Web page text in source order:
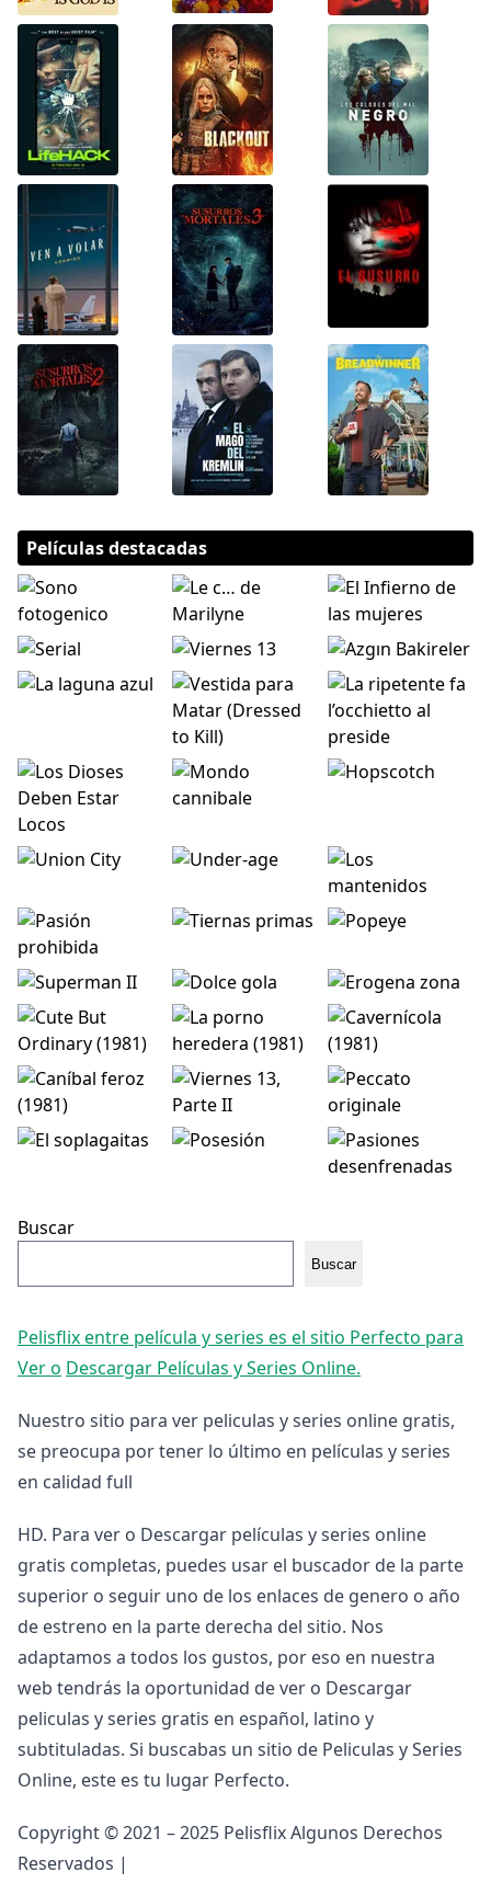
Películas destacadas
Buscar
Buscar
Pelisflix entre película y series es el sitio Perfecto para
Ver o Descargar Películas y Series Online.
Nuestro sitio para ver peliculas y series online gratis,
se preocupa por tener lo último en películas y series
en calidad full
HD. Para ver o Descargar películas y series online
gratis completas, puedes usar el buscador de la parte
superior o seguir uno de los enlaces de genero o año
de estreno en la parte derecha del sitio. Nos
adaptamos a todos los gustos, por eso en nuestra
web tendrás la oportunidad de ver o Descargar
peliculas y series gratis en español, latino y
subtituladas. Si buscabas un sitio de Peliculas y Series
Online, este es tu lugar Perfecto.
Copyright © 2021 – 2025 Pelisflix Algunos Derechos
Reservados |